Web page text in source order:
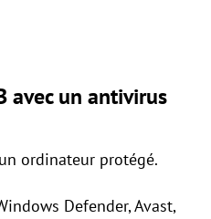
avec un antivirus
ordinateur protégé.
Defender, Avast,